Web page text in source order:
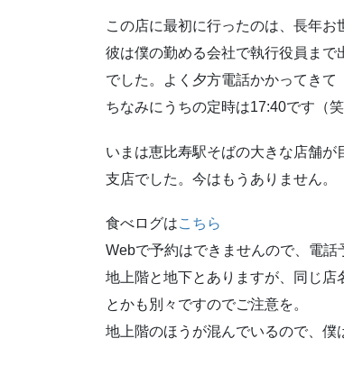
この店に最初に行ったのは、長年お
彼は僕の勤める会社で執行役員ま
でした。よく夕方電話かかってきて
ちなみにうちの定時は17:40です（笑
いまは恵比寿駅そばの大きな店舗
支店でした。今はもうありません。
食べログはこちら
Webで予約はできませんので、電話
地上階と地下とありますが、同じ
とかも別々ですのでご注意を。
地上階のほうが混んでいるので、僕